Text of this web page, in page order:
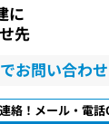
に
先
お問い合わせ
絡！メール・電話